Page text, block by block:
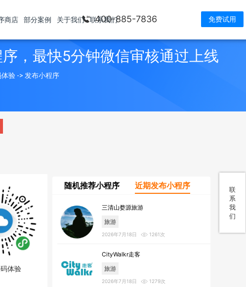
400-885-7836 免费试用
商店 部分案例 关于我们 联系我们
联
系
我
们
，最快5分钟微信审核通过上线
验 -> 发布小程序
体验
随机推荐小程序 近期发布小程序
三清山婺源旅游
旅游
2026年7月18日 1261次
CityWalkr走客
旅游
2026年7月18日 1279次